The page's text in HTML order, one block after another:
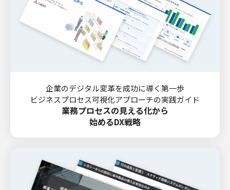
企業のデジタル変革を成功に導く第一歩
ビジネスプロセス可視化アプローチの実践ガイド
業務プロセスの見える化から
始めるDX戦略